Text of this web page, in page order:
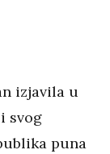
izjavila u
svog
puna